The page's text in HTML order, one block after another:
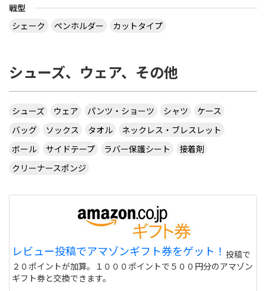
戦型
シェーク
ペンホルダー カットタイプ
シューズ、ウェア、その他
シューズ ウェア パンツ・ショーツ シャツ
ケース
バッグ
ソックス タオル
ネックレス・ブレスレット
ボール
サイドテープ ラバー保護シート
接着剤
クリーナースポンジ
レビュー投稿でアマゾンギフト券をゲット！ 投稿で
２０ポイントが加算。１０００ポイントで５００円分のアマゾン
ギフト券と交換できます。